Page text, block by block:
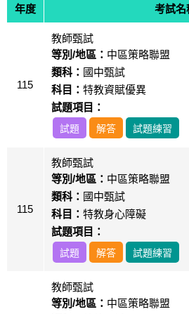
年度 考試名
115
教師甄試
等別/地區： 中區策略聯盟
類科： 國中甄試
科目： 特教資賦優異
試題項目：
試題 解答 試題練習
115
教師甄試
等別/地區： 中區策略聯盟
類科： 國中甄試
科目： 特教身心障礙
試題項目：
試題 解答 試題練習
教師甄試
等別/地區： 中區策略聯盟